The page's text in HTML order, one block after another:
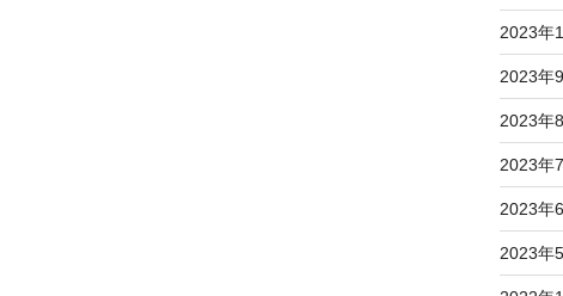
2023年
2023年
2023年
2023年
2023年
2023年